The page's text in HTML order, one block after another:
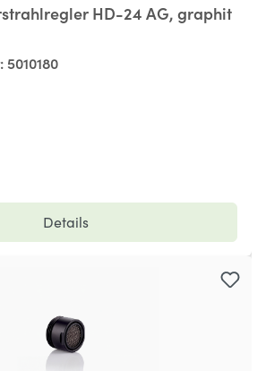
HD-24 AG, graphit
5010180
Details